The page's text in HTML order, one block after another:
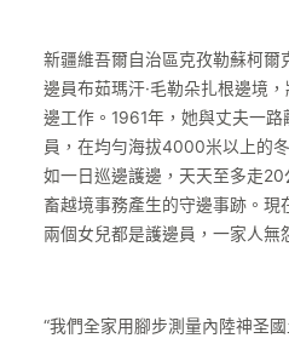
新疆維吾爾自治區克孜勒蘇柯爾
邊員布茹瑪汗·毛勒朵扎根邊境
邊工作。1961年，她與丈夫一
員，在均勻海拔4000米以上的
如一日巡邊護邊，天天至多走
畜越境事務產生的守邊事跡。現
兩個女兒都是護邊員，一家人無
“我們全家用腳步測量內陸神圣